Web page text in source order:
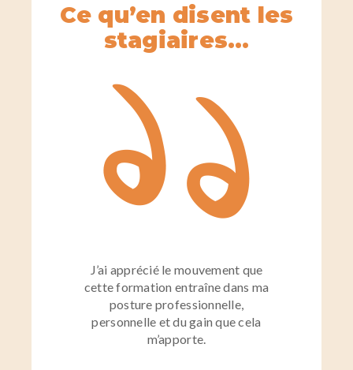
Ce qu’en disent les
stagiaires…
J’ai apprécié le mouvement que
cette formation entraîne dans ma
posture professionnelle,
personnelle et du gain que cela
m’apporte.